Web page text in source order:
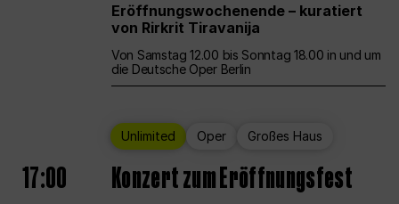
Eröffnungswochenende – kuratiert
von Rirkrit Tiravanija
Von Samstag 12.00 bis Sonntag 18.00 in und um
die Deutsche Oper Berlin
Unlimited Oper Großes Haus
17:00 Konzert zum Eröffnungsfest